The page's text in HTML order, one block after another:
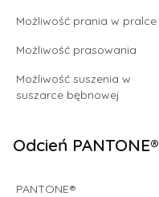
Możliwość prania w pralce
Możliwość prasowania
Możliwość suszenia w
suszarce bębnowej
Odcień PANTONE®
PANTONE®